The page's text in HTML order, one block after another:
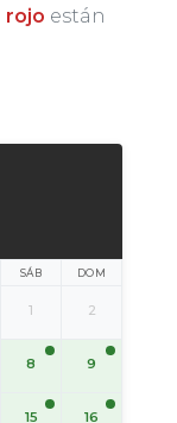
rojo están
SÁB DOM
1 2
8 9
15 16